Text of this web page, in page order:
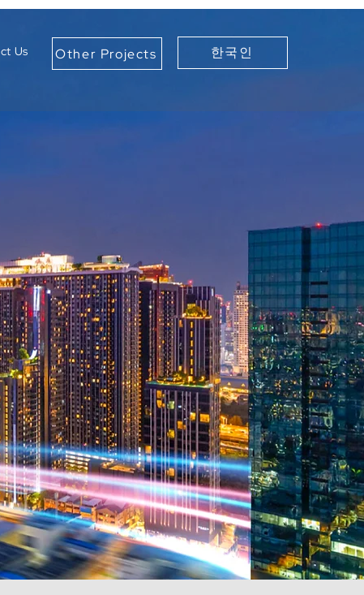
Us Other Projects 한국인